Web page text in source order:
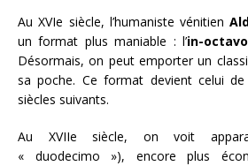
Au XVIe siècle, l’humaniste vénitien
un format plus maniable : l’in-octavo
Désormais, on peut emporter un
sa poche. Ce format devient celui
siècles suivants.
Au XVIIe siècle, on voit
« duodecimo »), encore plus